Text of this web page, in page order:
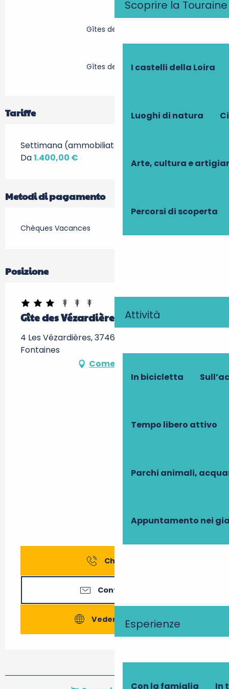
Scoprire la Touraine
I castelli della Loira
Luoghi di natura
Arte, cultura e
Percorsi di scoperta
Attività
In bicicletta
Tempo libero attivo
Parchi animali,
Appuntamento nei
Esperienze
Con la famiglia In
Gîtes de France
Gîtes de France
Tariffe
Settimana (ammobiliato)
Da1.400,00 €
Metodi di pagamento
Chèques Vacances
Posizione
Gîte des Vézardières
4 Les Vézardières, 37460 Nouans-les-
Fontaines
Come arrivare
Chiamare
Contattateci
Vedere i siti web